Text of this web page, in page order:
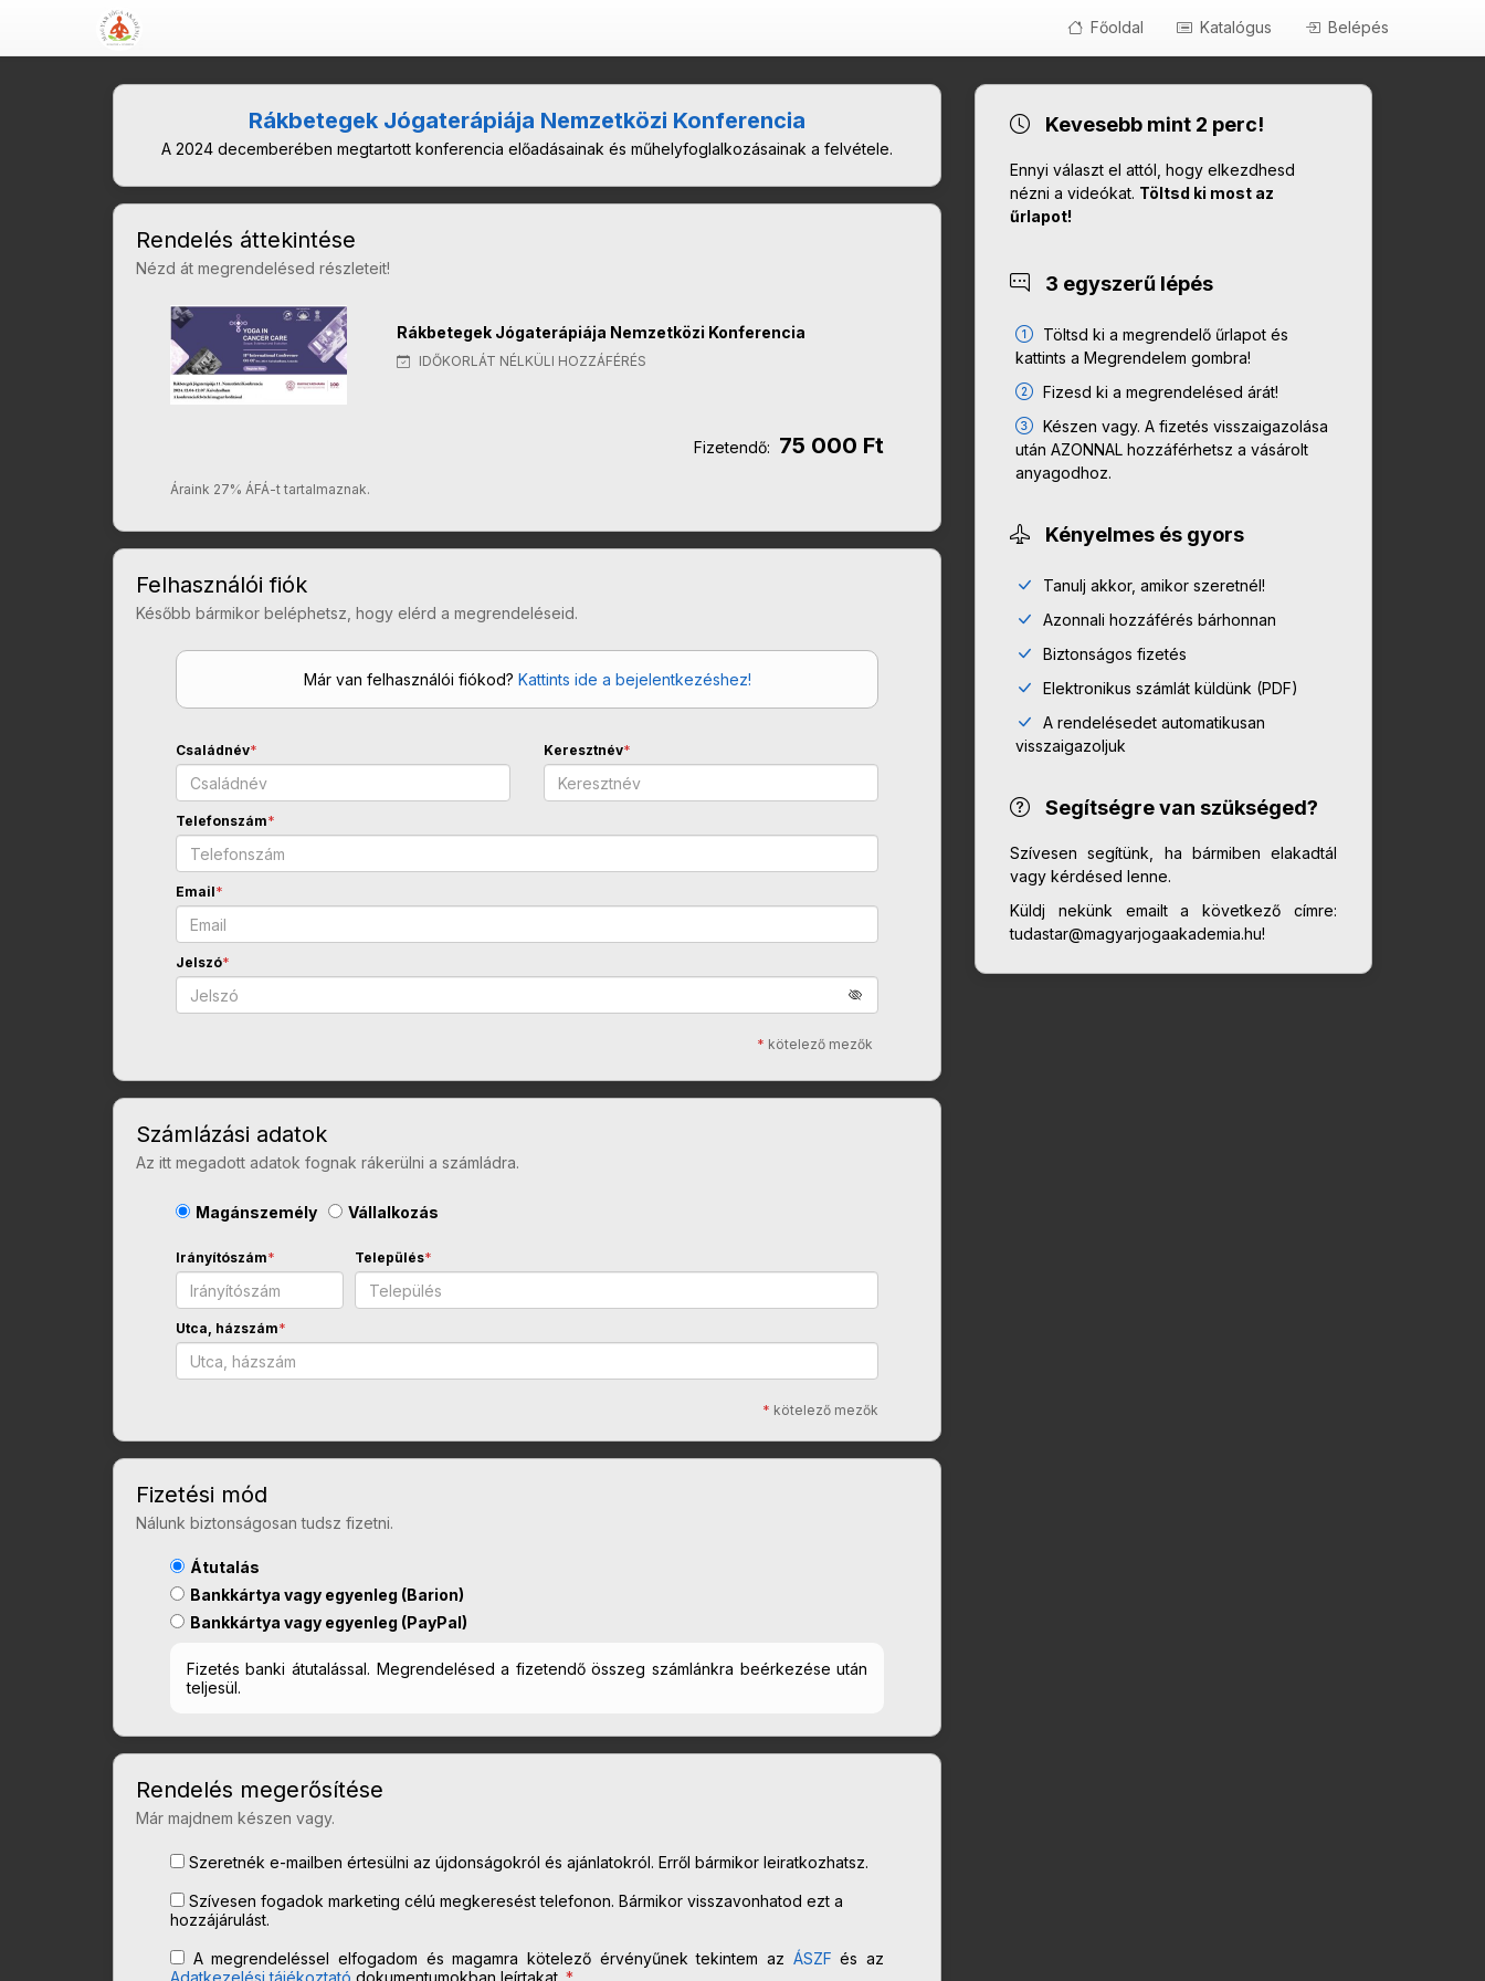
Főoldal Katalógus Belépés
Rákbetegek Jógaterápiája Nemzetközi Konferencia
A 2024 decemberében megtartott konferencia előadásainak és műhelyfoglalkozásainak a felvétele.
Rendelés áttekintése
Nézd át megrendelésed részleteit!
Rákbetegek Jógaterápiája Nemzetközi Konferencia
IDŐKORLÁT NÉLKÜLI HOZZÁFÉRÉS
Fizetendő: 75 000 Ft
Áraink 27% ÁFÁ-t tartalmaznak.
Felhasználói fiók
Később bármikor beléphetsz, hogy elérd a megrendeléseid.
Már van felhasználói fiókod? Kattints ide a bejelentkezéshez!
Családnév* Keresztnév*
Telefonszám*
Email*
Jelszó*
* kötelező mezők
Számlázási adatok
Az itt megadott adatok fognak rákerülni a számládra.
Magánszemély Vállalkozás
Irányítószám* Település*
Utca, házszám*
* kötelező mezők
Fizetési mód
Nálunk biztonságosan tudsz fizetni.
Átutalás
Bankkártya vagy egyenleg (Barion)
Bankkártya vagy egyenleg (PayPal)
Fizetés banki átutalással. Megrendelésed a fizetendő összeg számlánkra beérkezése után
teljesül.
Rendelés megerősítése
Már majdnem készen vagy.
Szeretnék e-mailben értesülni az újdonságokról és ajánlatokról. Erről bármikor leiratkozhatsz.
Szívesen fogadok marketing célú megkeresést telefonon. Bármikor visszavonhatod ezt a
hozzájárulást.
A megrendeléssel elfogadom és magamra kötelező érvényűnek tekintem az ÁSZF és az
Adatkezelési tájékoztató dokumentumokban leírtakat. *
Kevesebb mint 2 perc!
Ennyi választ el attól, hogy elkezdhesd
nézni a videókat. Töltsd ki most az
űrlapot!
3 egyszerű lépés
Töltsd ki a megrendelő űrlapot és
kattints a Megrendelem gombra!
Fizesd ki a megrendelésed árát!
Készen vagy. A fizetés visszaigazolása
után AZONNAL hozzáférhetsz a vásárolt
anyagodhoz.
Kényelmes és gyors
Tanulj akkor, amikor szeretnél!
Azonnali hozzáférés bárhonnan
Biztonságos fizetés
Elektronikus számlát küldünk (PDF)
A rendelésedet automatikusan
visszaigazoljuk
Segítségre van szükséged?
Szívesen segítünk, ha bármiben elakadtál
vagy kérdésed lenne.
Küldj nekünk emailt a következő címre:
tudastar@magyarjogaakademia.hu!